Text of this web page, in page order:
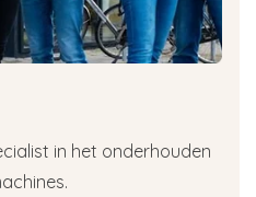
in het onderhouden